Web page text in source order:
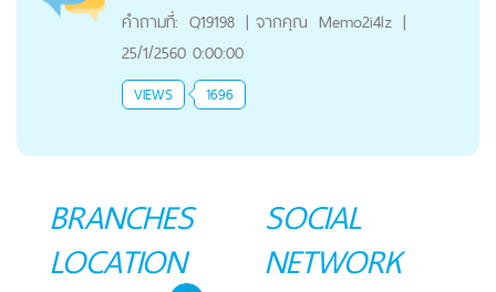
คำถามที่: Q19198 | จากคุณ Memo2i4lz |
25/1/2560 0:00:00
VIEWS 1696
BRANCHES
LOCATION
SOCIAL
NETWORK